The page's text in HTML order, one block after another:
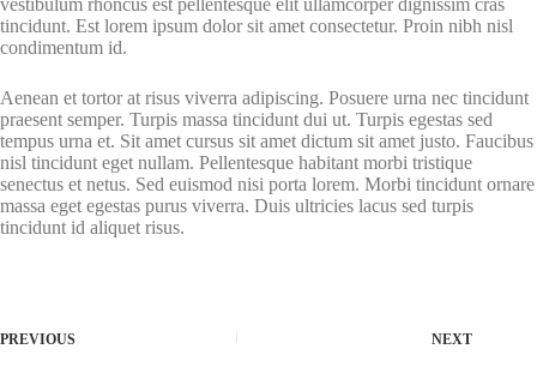
tincidunt. Est lorem ipsum dolor sit amet consectetur. Proin nibh nisl
condimentum id.
Aenean et tortor at risus viverra adipiscing. Posuere urna nec tincidunt
praesent semper. Turpis massa tincidunt dui ut. Turpis egestas sed
tempus urna et. Sit amet cursus sit amet dictum sit amet justo. Faucibus
nisl tincidunt eget nullam. Pellentesque habitant morbi tristique
senectus et netus. Sed euismod nisi porta lorem. Morbi tincidunt ornare
massa eget egestas purus viverra. Duis ultricies lacus sed turpis
tincidunt id aliquet risus.
PREVIOUS NEXT